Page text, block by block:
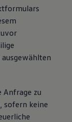
zu
sofern keine